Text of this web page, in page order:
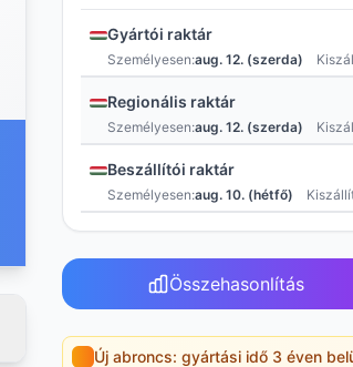
Gyártói raktár
Személyesen:aug. 12. (szerda)
Regionális raktár
Személyesen:aug. 12. (szerda)
Beszállítói raktár
Személyesen:aug. 10. (hétfő)
Összehasonlítás
Új abroncs: gyártási idő 3 éven